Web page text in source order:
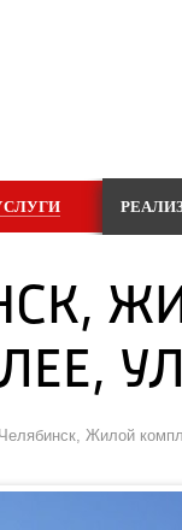
Челябинск, Жилой